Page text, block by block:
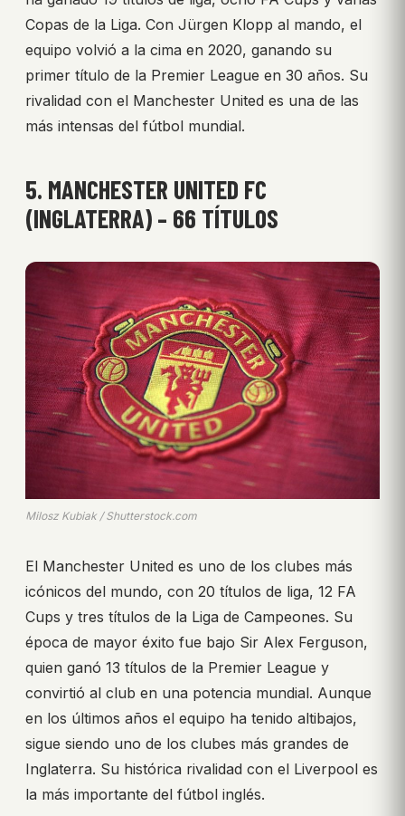
Copas de la Liga. Con Jürgen Klopp al mando, el
equipo volvió a la cima en 2020, ganando su
primer título de la Premier League en 30 años. Su
rivalidad con el Manchester United es una de las
más intensas del fútbol mundial.
5. MANCHESTER UNITED FC
(INGLATERRA) – 66 TÍTULOS
Milosz Kubiak / Shutterstock.com
El Manchester United es uno de los clubes más
icónicos del mundo, con 20 títulos de liga, 12 FA
Cups y tres títulos de la Liga de Campeones. Su
época de mayor éxito fue bajo Sir Alex Ferguson,
quien ganó 13 títulos de la Premier League y
convirtió al club en una potencia mundial. Aunque
en los últimos años el equipo ha tenido altibajos,
sigue siendo uno de los clubes más grandes de
Inglaterra. Su histórica rivalidad con el Liverpool es
la más importante del fútbol inglés.